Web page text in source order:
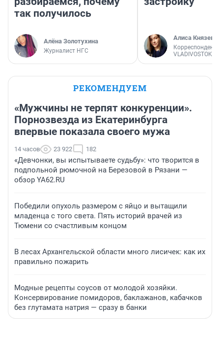
так получилось
Алёна Золотухина
Журналист НГС
Алиса Князева
Корреспондент
РЕКОМЕНДУЕМ
«Мужчины не терпят конкуренции».
Порнозвезда из Екатеринбурга
впервые показала своего мужа
14 часов 23 922 182
«Девчонки, вы испытываете судьбу»: что творится в
подпольной рюмочной на Березовой в Рязани —
обзор YA62.RU
Победили опухоль размером с яйцо и вытащили
младенца с того света. Пять историй врачей из
Тюмени со счастливым концом
В лесах Архангельской области много лисичек: как их
правильно пожарить
Модные рецепты соусов от молодой хозяйки.
Консервирование помидоров, баклажанов, кабачков
без глутамата натрия — сразу в банки